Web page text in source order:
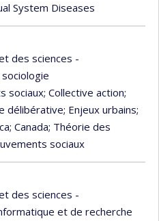
System Diseases
des sciences -
sociaux; Collective action;
délibérative; Enjeux urbains;
; Canada; Théorie des
sociaux
des sciences -
et de recherche